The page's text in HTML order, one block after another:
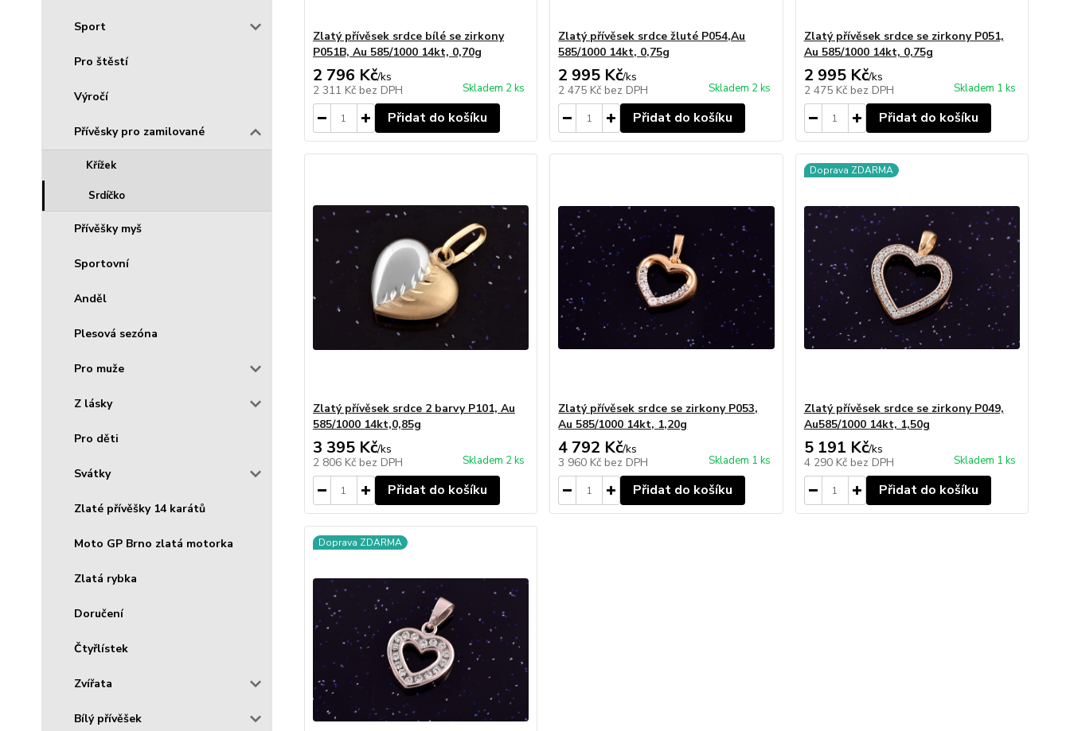
Sport
Pro štěstí
Výročí
Přívěsky pro zamilované
Křížek
Srdíčko
Přívěšky myš
Sportovní
Anděl
Plesová sezóna
Pro muže
Z lásky
Pro děti
Svátky
Zlaté přívěšky 14 karátů
Moto GP Brno zlatá motorka
Zlatá rybka
Doručení
Čtyřlístek
Zvířata
Bílý přívěšek
Zlatý přívěsek srdce bílé se zirkony
P051B, Au 585/1000 14kt, 0,70g
2 796 Kč/ks
2 311 Kč bez DPH Skladem 2 ks
Přidat do košíku
Zlatý přívěsek srdce žluté P054,Au
585/1000 14kt, 0,75g
2 995 Kč/ks
2 475 Kč bez DPH Skladem 2 ks
Přidat do košíku
Zlatý přívěsek srdce se zirkony P051,
Au 585/1000 14kt, 0,75g
2 995 Kč/ks
2 475 Kč bez DPH Skladem 1 ks
Přidat do košíku
Zlatý přívěsek srdce 2 barvy P101, Au
585/1000 14kt,0,85g
3 395 Kč/ks
2 806 Kč bez DPH Skladem 2 ks
Přidat do košíku
Zlatý přívěsek srdce se zirkony P053,
Au 585/1000 14kt, 1,20g
4 792 Kč/ks
3 960 Kč bez DPH Skladem 1 ks
Přidat do košíku
Doprava ZDARMA
Zlatý přívěsek srdce se zirkony P049,
Au585/1000 14kt, 1,50g
5 191 Kč/ks
4 290 Kč bez DPH Skladem 1 ks
Přidat do košíku
Doprava ZDARMA